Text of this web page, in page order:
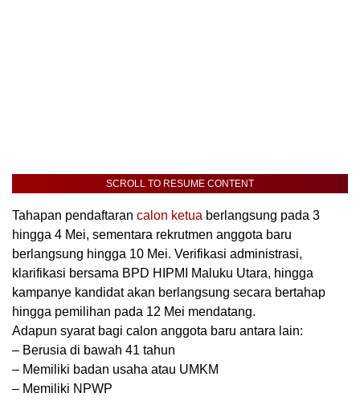
SCROLL TO RESUME CONTENT
Tahapan pendaftaran calon ketua berlangsung pada 3
hingga 4 Mei, sementara rekrutmen anggota baru
berlangsung hingga 10 Mei. Verifikasi administrasi,
klarifikasi bersama BPD HIPMI Maluku Utara, hingga
kampanye kandidat akan berlangsung secara bertahap
hingga pemilihan pada 12 Mei mendatang.
Adapun syarat bagi calon anggota baru antara lain:
– Berusia di bawah 41 tahun
– Memiliki badan usaha atau UMKM
– Memiliki NPWP